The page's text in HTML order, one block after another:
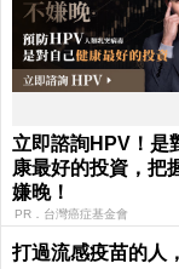
立即諮詢HPV！是
康最好的投資，把
嫌晚！
PR．台灣癌症基金會
打過流感疫苗的人